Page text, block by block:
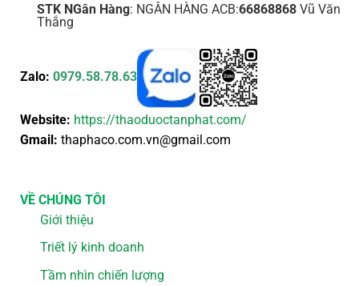
STK NGân Hàng: NGÂN HÀNG ACB:66868868Vũ Văn
Thắng
Zalo: 0979.58.78.63
Website: https://thaoduoctanphat.com/
Gmail: thaphaco.com.vn@gmail.com
VỀ CHÚNG TÔI
Giới thiệu
Triết lý kinh doanh
Tầm nhìn chiến lượng